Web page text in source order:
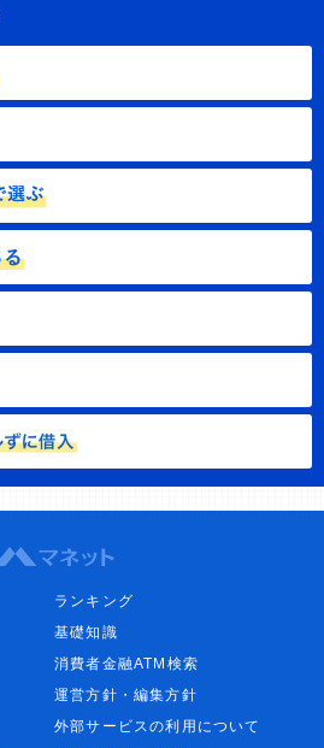
ランキング
基礎知識
消費者金融ATM検索
運営方針・編集方針
外部サービスの利用について